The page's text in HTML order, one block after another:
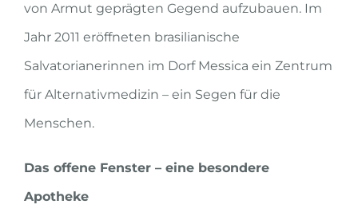
von Armut geprägten Gegend aufzubauen. Im
Jahr 2011 eröffneten brasilianische
Salvatorianerinnen im Dorf Messica ein Zentrum
für Alternativmedizin – ein Segen für die
Menschen.
Das offene Fenster – eine besondere
Apotheke